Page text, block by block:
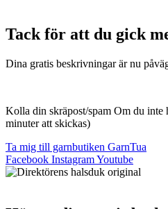
Tack för att du gick
Dina gratis beskrivningar är nu
Kolla din skräpost/spam Om du inte
minuter att skickas)
Ta mig till garnbutiken GarnTua
Facebook InstagramYoutube